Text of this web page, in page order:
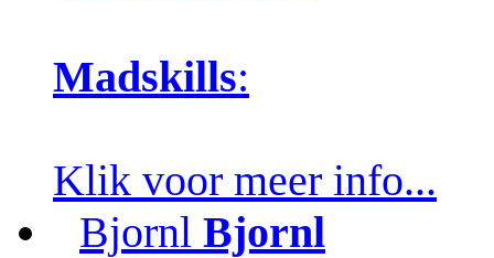
Madskills:
Klik voor meer info...
Bjornl Bjornl